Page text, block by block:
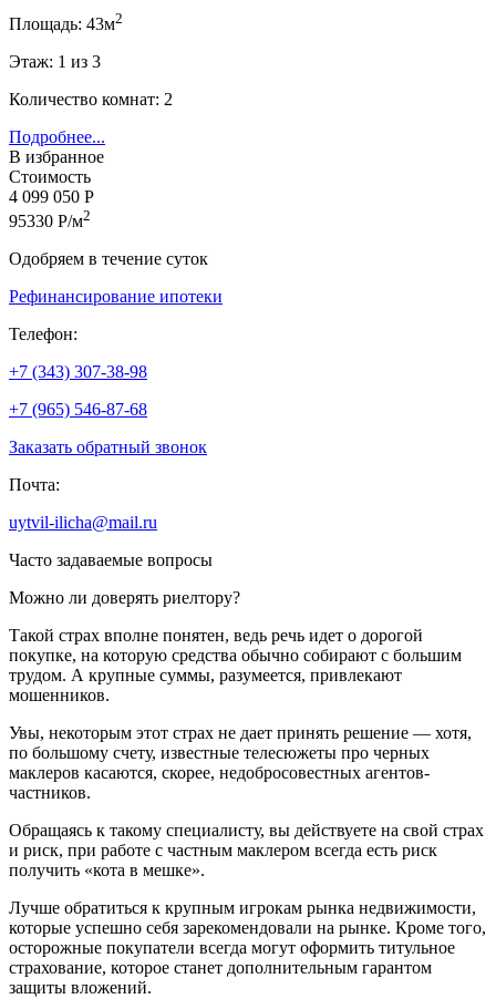
Площадь: 43м2
Этаж: 1 из 3
Количество комнат: 2
Подробнее...
В избранное
Стоимость
4 099 050 Р
95330 Р/м2
Одобряем в течение суток
Рефинансирование ипотеки
Телефон:
+7 (343) 307-38-98
+7 (965) 546-87-68
Заказать обратный звонок
Почта:
uytvil-ilicha@mail.ru
Часто задаваемые вопросы
Можно ли доверять риелтору?
Такой страх вполне понятен, ведь речь идет о дорогой
покупке, на которую средства обычно собирают с большим
трудом. А крупные суммы, разумеется, привлекают
мошенников.
Увы, некоторым этот страх не дает принять решение — хотя,
по большому счету, известные телесюжеты про черных
маклеров касаются, скорее, недобросовестных агентов-
частников.
Обращаясь к такому специалисту, вы действуете на свой страх
и риск, при работе с частным маклером всегда есть риск
получить «кота в мешке».
Лучше обратиться к крупным игрокам рынка недвижимости,
которые успешно себя зарекомендовали на рынке. Кроме того,
осторожные покупатели всегда могут оформить титульное
страхование, которое станет дополнительным гарантом
защиты вложений.